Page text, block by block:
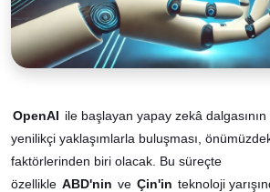
OpenAI ile başlayan yapay zekâ dalgasının
yenilikçi yaklaşımlarla buluşması,
faktörlerinden biri olacak. Bu süreçte
özellikle ABD'nin ve Çin'in teknoloji